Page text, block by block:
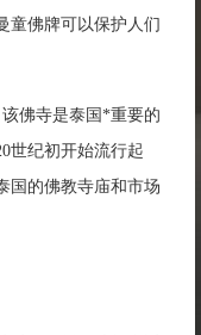
童佛牌可以保护人们
佛寺是泰国*重要的
世纪初开始流行起
国的佛教寺庙和市场